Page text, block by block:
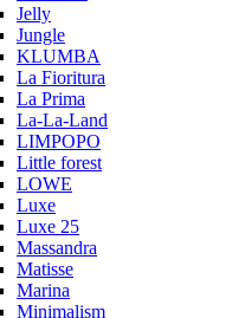
Jelly
Jungle
KLUMBA
La Fioritura
La Prima
La-La-Land
LIMPOPO
Little forest
LOWE
Luxe
Luxe 25
Massandra
Matisse
Marina
Minimalism